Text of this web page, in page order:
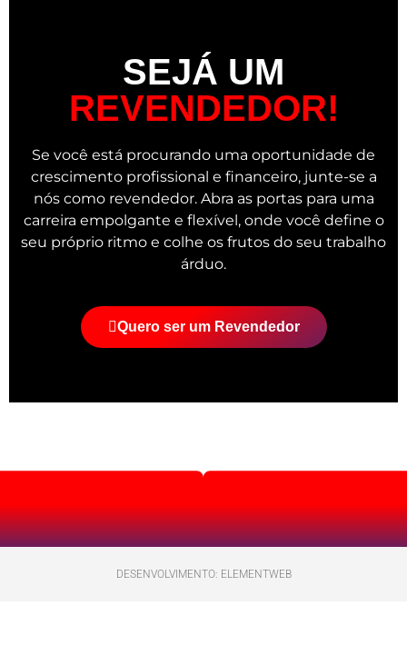
SEJÁ UM
REVENDEDOR!
Se você está procurando uma oportunidade de
crescimento profissional e financeiro, junte-se a
nós como revendedor. Abra as portas para uma
carreira empolgante e flexível, onde você define o
seu próprio ritmo e colhe os frutos do seu trabalho
árduo.
Quero ser um Revendedor
DESENVOLVIMENTO: ELEMENTWEB